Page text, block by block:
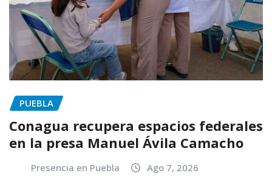
PUEBLA
Conagua recupera espacios federales
en la presa Manuel Ávila Camacho
Presencia en Puebla Ago 7, 2026